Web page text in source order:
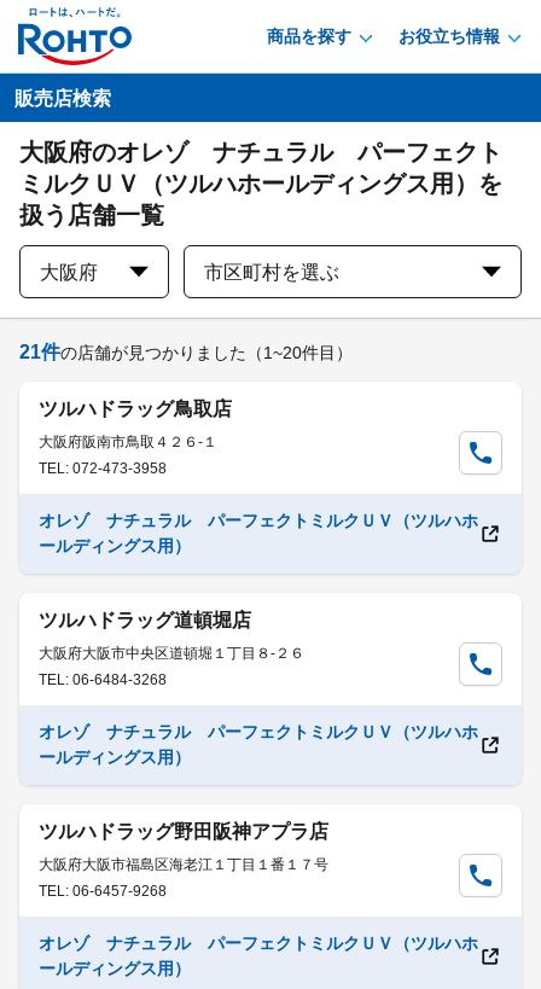
商品を探す お役立ち情報
販売店検索
大阪府のオレゾ ナチュラル パーフェクト
ミルクＵＶ（ツルハホールディングス用）を
扱う店舗一覧
大阪府 市区町村を選ぶ
21件の店舗が見つかりました （1~20件目）
ツルハドラッグ鳥取店
大阪府阪南市鳥取４２６-１
TEL: 072-473-3958
オレゾ ナチュラル パーフェクトミルクＵＶ（ツルハホ
ールディングス用）
ツルハドラッグ道頓堀店
大阪府大阪市中央区道頓堀１丁目８-２６
TEL: 06-6484-3268
オレゾ ナチュラル パーフェクトミルクＵＶ（ツルハホ
ールディングス用）
ツルハドラッグ野田阪神アプラ店
大阪府大阪市福島区海老江１丁目１番１７号
TEL: 06-6457-9268
オレゾ ナチュラル パーフェクトミルクＵＶ（ツルハホ
ールディングス用）